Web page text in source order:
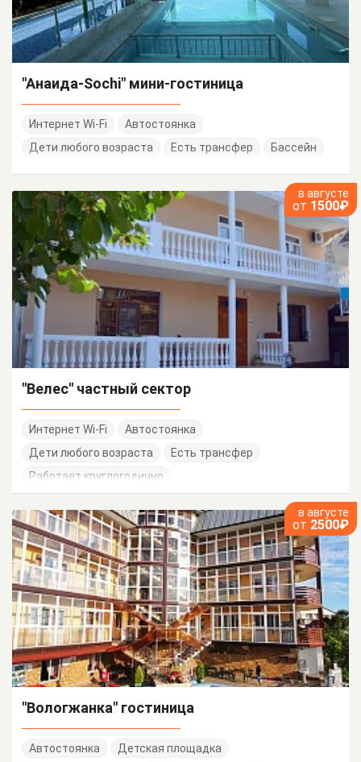
"Анаида-Sochi" мини-гостиница
Интернет Wi-Fi
Автостоянка
Дети любого возраста
Есть трансфер Бассейн
в августе
от 1500₽
"Велес" частный сектор
Интернет Wi-Fi
Автостоянка
Дети любого возраста
Есть трансфер
Работает круглогодично
в августе
от 2500₽
"Вологжанка" гостиница
Автостоянка
Детская площадка